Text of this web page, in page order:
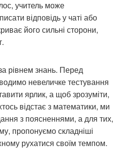
учитель може
відповідь у чаті або
його сильні сторони,
рівнем знань. Перед
невеличке тестування
ярлик, а щоб зрозуміти,
відстає з математики, ми
з поясненнями, а для тих,
пропонуємо складніші
рухатися своїм темпом.